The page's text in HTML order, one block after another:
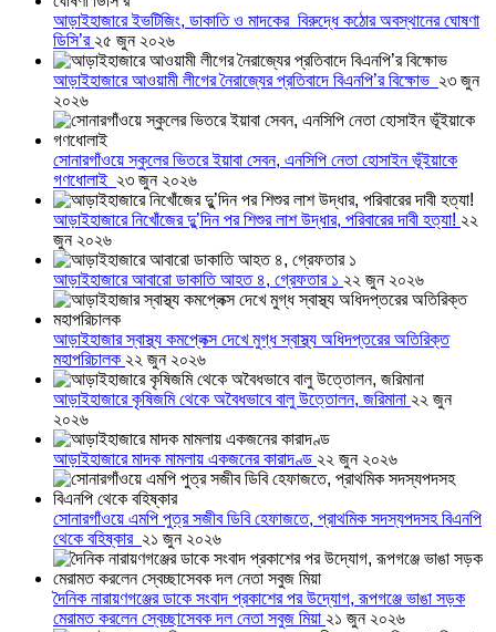
আড়াইহাজারে ইভটিজিং, ডাকাতি ও মাদকের বিরুদ্ধে কঠোর অবস্থানের ঘোষণা
ডিসি’র ২৫ জুন ২০২৬
আড়াইহাজারে আওয়ামী লীগের নৈরাজ্যের প্রতিবাদে বিএনপি’র বিক্ষোভ ২৩ জুন
২০২৬
সোনারগাঁওয়ে স্কুলের ভিতরে ইয়াবা সেবন, এনসিপি নেতা হোসাইন ভূঁইয়াকে
গণধোলাই ২৩ জুন ২০২৬
আড়াইহাজারে নিখোঁজের দুু’দিন পর শিশুর লাশ উদ্ধার, পরিবারের দাবী হত্যা! ২২
জুন ২০২৬
আড়াইহাজারে আবারো ডাকাতি আহত ৪, গ্রেফতার ১ ২২ জুন ২০২৬
আড়াইহাজার স্বাস্থ্য কমপ্লেক্স দেখে মুগ্ধ স্বাস্থ্য অধিদপ্তরের অতিরিক্ত
মহাপরিচালক ২২ জুন ২০২৬
আড়াইহাজারে কৃষিজমি থেকে অবৈধভাবে বালু উত্তোলন, জরিমানা ২২ জুন
২০২৬
আড়াইহাজারে মাদক মামলায় একজনের কারাদণ্ড ২২ জুন ২০২৬
সোনারগাঁওয়ে এমপি পুত্র সজীব ডিবি হেফাজতে, প্রাথমিক সদস্যপদসহ বিএনপি
থেকে বহিষ্কার ২১ জুন ২০২৬
দৈনিক নারায়ণগঞ্জের ডাকে সংবাদ প্রকাশের পর উদ্যোগ, রূপগঞ্জে ভাঙা সড়ক
মেরামত করলেন স্বেচ্ছাসেবক দল নেতা সবুজ মিয়া ২১ জুন ২০২৬